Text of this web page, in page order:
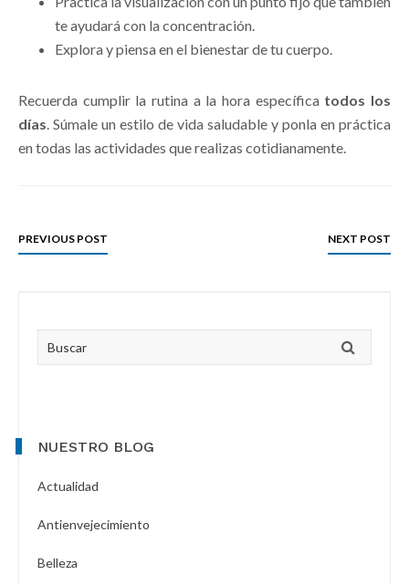
te ayudará con la concentración.
Explora y piensa en el bienestar de tu cuerpo.
Recuerda cumplir la rutina a la hora específica todos los
días. Súmale un estilo de vida saludable y ponla en práctica
en todas las actividades que realizas cotidianamente.
PREVIOUS POST NEXT POST
Primary
Sidebar
NUESTRO BLOG
Actualidad
Antienvejecimiento
Belleza